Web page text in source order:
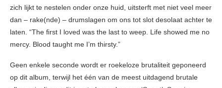
zich lijkt te nestelen onder onze huid, uitsterft met niet veel meer
dan – rake(nde) – drumslagen om ons tot slot desolaat achter te
laten. “The ﬁrst I loved was the last to weep. Life showed me no
mercy. Blood taught me I’m thirsty.”
Geen enkele seconde wordt er roekeloze brutaliteit geponeerd
op dit album, terwijl het één van de meest uitdagend brutale